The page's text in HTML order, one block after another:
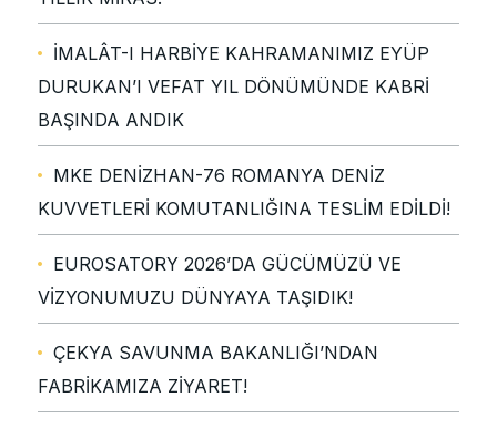
İMALÂT-I HARBİYE KAHRAMANIMIZ EYÜP
DURUKAN’I VEFAT YIL DÖNÜMÜNDE KABRİ
BAŞINDA ANDIK
MKE DENİZHAN-76 ROMANYA DENİZ
KUVVETLERİ KOMUTANLIĞINA TESLİM EDİLDİ!
EUROSATORY 2026’DA GÜCÜMÜZÜ VE
VİZYONUMUZU DÜNYAYA TAŞIDIK!
ÇEKYA SAVUNMA BAKANLIĞI’NDAN
FABRİKAMIZA ZİYARET!